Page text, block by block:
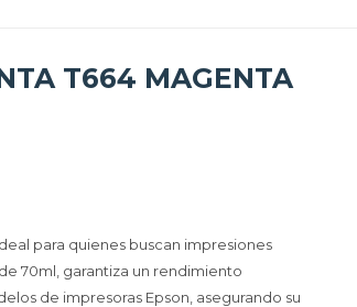
T664 MAGENTA
para quienes buscan impresiones
70ml, garantiza un rendimiento
de impresoras Epson, asegurando su